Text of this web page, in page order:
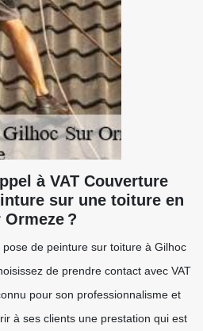
à VAT Couverture
sur une toiture en
?
de peinture sur toiture à Gilhoc
de prendre contact avec VAT
pour son professionnalisme et
à ses clients une prestation qui est